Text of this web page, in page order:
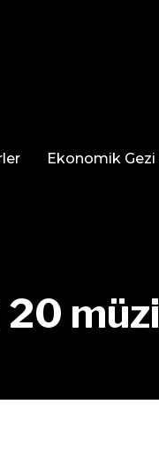
Ekonomik Gezi
20